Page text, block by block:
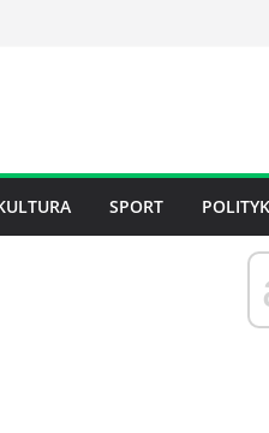
SPORT